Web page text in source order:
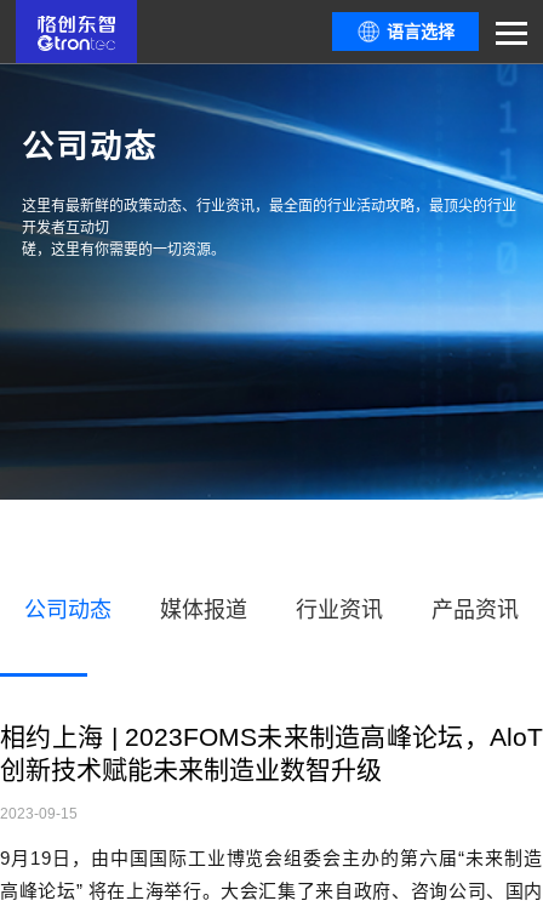
语言选择
公司动态
这里有最新鲜的政策动态、行业资讯，最全面的行业活动攻略，最顶尖的行业
开发者互动切
磋，这里有你需要的一切资源。
公司动态 媒体报道 行业资讯 产品资讯
相约上海 | 2023FOMS未来制造高峰论坛，AloT
创新技术赋能未来制造业数智升级
2023-09-15
9月19日，由中国国际工业博览会组委会主办的第六届“未来制造
高峰论坛” 将在上海举行。大会汇集了来自政府、咨询公司、国内